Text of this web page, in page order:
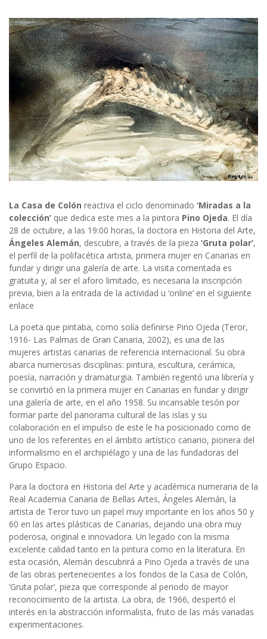
La Casa de Colón reactiva el ciclo denominado ‘Miradas a la
colección’ que dedica este mes a la pintora Pino Ojeda. El día
28 de octubre, a las 19:00 horas, la doctora en Historia del Arte,
Ángeles Alemán, descubre, a través de la pieza ‘Gruta polar’,
el perfil de la polifacética artista, primera mujer en Canarias en
fundar y dirigir una galería de arte. La visita comentada es
gratuita y, al ser el aforo limitado, es necesaria la inscripción
previa, bien a la entrada de la actividad u ‘online’ en el siguiente
enlace
La poeta que pintaba, como solía definirse Pino Ojeda (Teror,
1916- Las Palmas de Gran Canaria, 2002), es una de las
mujeres artistas canarias de referencia internacional. Su obra
abarca numerosas disciplinas: pintura, escultura, cerámica,
poesía, narración y dramaturgia. También regentó una librería y
se convirtió en la primera mujer en Canarias en fundar y dirigir
una galería de arte, en el año 1958. Su incansable tesón por
formar parte del panorama cultural de las islas y su
colaboración en el impulso de este le ha posicionado como de
uno de los referentes en el ámbito artístico canario, pionera del
informalismo en el archipiélago y una de las fundadoras del
Grupo Espacio.
Para la doctora en Historia del Arte y académica numeraria de la
Real Academia Canaria de Bellas Artes, Ángeles Alemán, la
artista de Teror tuvo un papel muy importante en los años 50 y
60 en las artes plásticas de Canarias, dejando una obra muy
poderosa, original e innovadora. Un legado con la misma
excelente calidad tanto en la pintura como en la literatura. En
esta ocasión, Alemán descubrirá a Pino Ojeda a través de una
de las obras pertenecientes a los fondos de la Casa de Colón,
‘Gruta polar’, pieza que corresponde al periodo de mayor
reconocimiento de la artista. La obra, de 1966, despertó el
interés en la abstracción informalista, fruto de las más variadas
experimentaciones.